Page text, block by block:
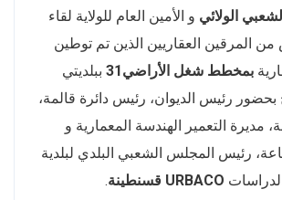
الولائي و الأمين العام للولاية لقاء
المرقين العقاريين الذين تم توطين
بمخطط شغل الأراضي31
ببلديتي
رئيس الديوان، رئيس دائرة قالمة،
مديرة التعمير الهندسة المعمارية و
رئيس المجلس الشعبي البلدي لبلدية
URBACO قسنطينة
.